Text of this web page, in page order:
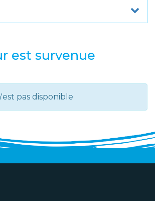
est survenue
pas disponible